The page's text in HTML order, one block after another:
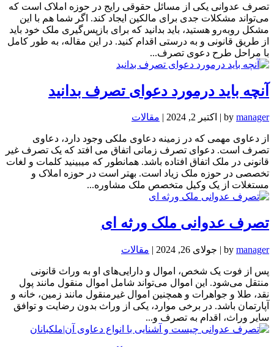
تصرف عدوانی یکی از مسائل حقوقی رایج در حوزه املاک است که
می‌تواند مشکلات جدی برای مالکین ایجاد کند. اگر شما هم با این
مشکل روبه‌رو هستید، باید بدانید که برای بازپس‌گیری ملک خود باید
از طریق قانونی و به درستی اقدام کنید. در این مقاله، به طور کامل
با مراحل طرح دعوی تصرف...
آنچه باید درمورد دعوای تصرف بدانید
by manager
| اکتبر 2, 2024 | مقالات
از دعاوی مهمی که در زمینه دعاوی ملکی وجود دارد، دعاوی
تصرف است. دعوای تصرف زمانی اتفاق می افتد که یک تصرف غیر
قانونی در ملک اتفاق افتاده باشد. همانطور که میبینید کلمات و لغات
تخصصی در حوزه ملک زیاد است. بهتر است در حوزه املاک و
مستغلات از یک وکیل متخصص ملک مشاوره...
تصرف عدوانی ملک ورثه ای
by manager
| جولای 26, 2024 | مقالات
پس از فوت یک شخص، اموال و دارایی‌های او به وراث قانونی
منتقل می‌شود. این اموال می‌تواند شامل اموال منقول مانند پول
نقد، طلا و جواهرات و همچنین اموال غیرمنقول مانند زمین، خانه و
آپارتمان باشد. در برخی موارد، یکی از وراث بدون رضایت و توافق
سایر وراث، اقدام به تصرف و...